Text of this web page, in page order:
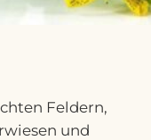
Feldern,
und